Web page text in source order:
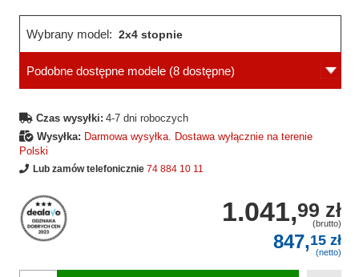
Wybrany model: 2x4 stopnie
Podobne dostępne modele (8 dostępne)
Czas wysyłki: 4-7 dni roboczych
Wysyłka: Darmowa wysyłka. Dostawa wyłącznie na terenie
Polski
Lub zamów telefonicznie 74 884 10 11
1.041,99 zł
(brutto)
847,15 zł
(netto)